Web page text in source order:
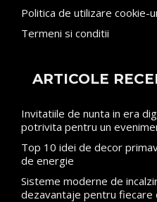
Politica de utilizare cookie-
Termeni si conditii
ARTICOLE
Invitatiile de nunta in era
potrivita pentru un
Top 10 idei de decor
de energie
Sisteme moderne de
dezavantaje pentru fiecare